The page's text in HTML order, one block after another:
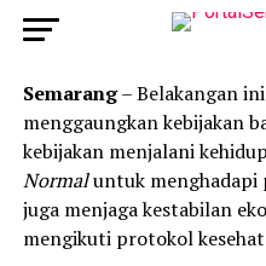
Semarang– Belakangan
menggaungkan kebijakan
kebijakan menjalani
Normaluntuk menghadapi
juga menjaga kestabilan
mengikuti protokol